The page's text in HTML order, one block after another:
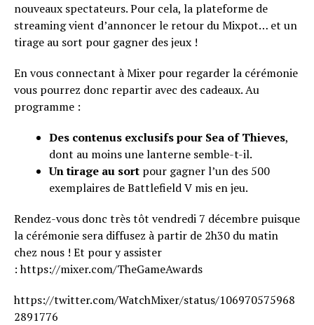
nouveaux spectateurs. Pour cela, la plateforme de
streaming vient d’annoncer le retour du Mixpot… et un
tirage au sort pour gagner des jeux !
En vous connectant à Mixer pour regarder la cérémonie
vous pourrez donc repartir avec des cadeaux. Au
programme :
Des contenus exclusifs pour Sea of Thieves,
dont au moins une lanterne semble-t-il.
Un tirage au sort pour gagner l’un des 500
exemplaires de Battlefield V mis en jeu.
Rendez-vous donc très tôt vendredi 7 décembre puisque
la cérémonie sera diffusez à partir de 2h30 du matin
chez nous ! Et pour y assister
: https://mixer.com/TheGameAwards
https://twitter.com/WatchMixer/status/106970575968
2891776